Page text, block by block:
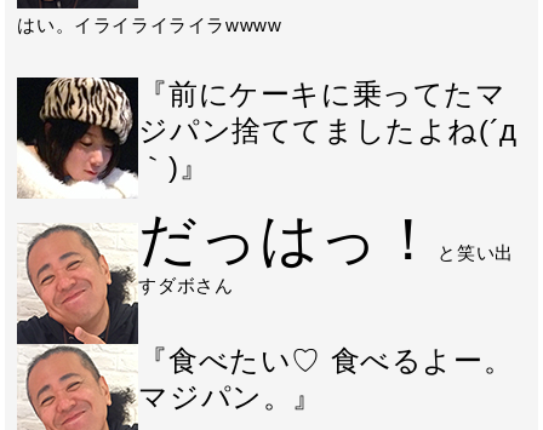
はい。イライライライラwwww
『前にケーキに乗ってたマ
ジパン捨ててましたよね(´д
｀)』
だっはっ！
と笑い出
すダボさん
『食べたい♡ 食べるよー。
マジパン。』